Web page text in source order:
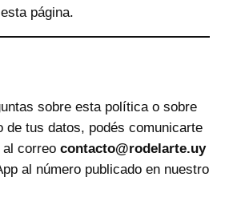
página.
sobre esta política o sobre
de tus datos, podés comunicarte
correo contacto@rodelarte.uy
al número publicado en nuestro